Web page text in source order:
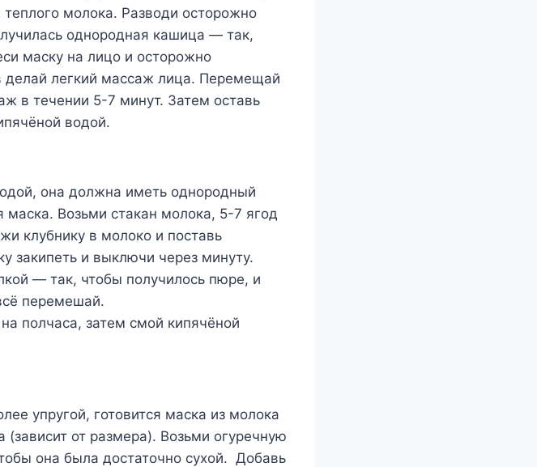
молока. Разводи осторожно
однородная кашица — так,
маску на лицо и осторожно
легкий массаж лица. Перемещай
в течении 5-7 минут. Затем оставь
водой.
она должна иметь однородный
Возьми стакан молока, 5-7 ягод
клубнику в молоко и поставь
закипеть и выключи через минуту.
— так, чтобы получилось пюре, и
перемешай.
полчаса, затем смой кипячёной
упругой, готовится маска из молока
(зависит от размера). Возьми огуречную
она была достаточно сухой. Добавь